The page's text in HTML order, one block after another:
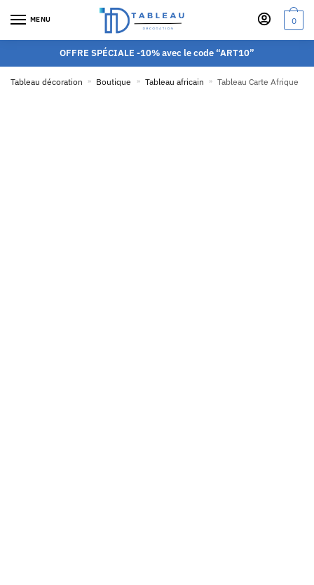
MENU 0
OFFRE SPÉCIALE -10% avec le code “ART10”
Tableau décoration » Boutique » Tableau africain » Tableau Carte Afrique